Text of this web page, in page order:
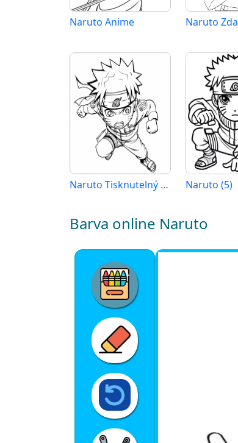
Naruto Anime
Naruto Tisknutelný Zdarma Naruto (5)
Barva online Naruto